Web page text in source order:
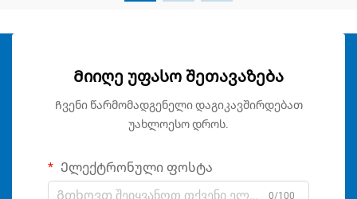
Მიიღე უფასო შეთავაზება
Ჩვენი წარმომადგენელი დაგიკავშირდებათ
უახლოესო დროს.
Ელექტრონული ფოსტა
0/100